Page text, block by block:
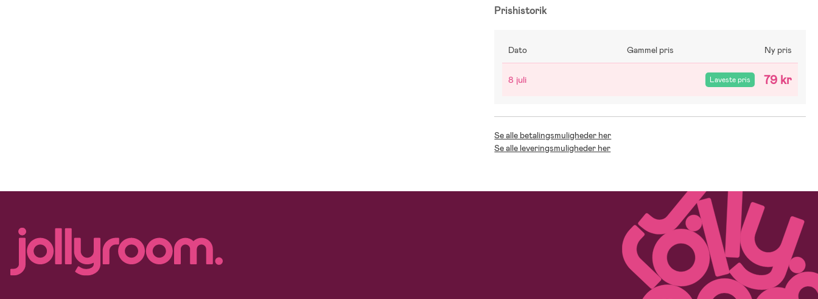
Prishistorik
Dato Gammel pris Ny pris
8 juli Laveste pris 79 kr
Se alle betalingsmuligheder her
Se alle leveringsmuligheder her